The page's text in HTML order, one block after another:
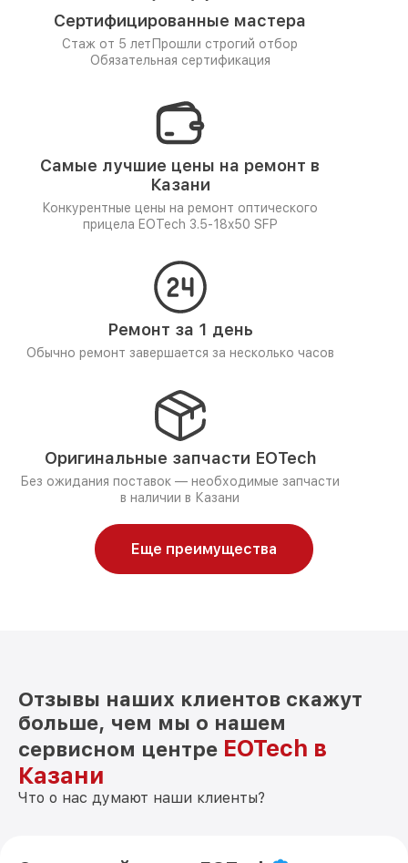
Сертифицированные мастера
Стаж от 5 лет Прошли строгий отбор
Обязательная сертификация
Самые лучшие цены на ремонт в
Казани
Конкурентные цены на ремонт оптического
прицела EOTech 3.5-18x50 SFP
Ремонт за 1 день
Обычно ремонт завершается за несколько часов
Оригинальные запчасти EOTech
Без ожидания поставок — необходимые запчасти
в наличии в Казани
Еще преимущества
Отзывы наших клиентов скажут
больше, чем мы о нашем
сервисном центре EOTech в
Казани
Что о нас думают наши клиенты?